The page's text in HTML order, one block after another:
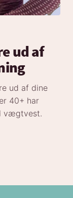
ud af
ud af dine
40+ har
vægtvest.